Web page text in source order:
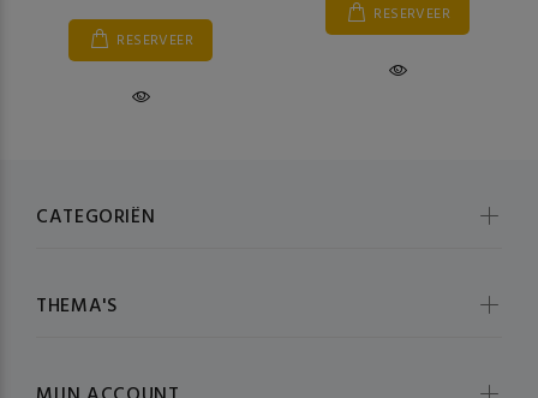
RESERVEER
RESERVEER
CATEGORIËN
THEMA'S